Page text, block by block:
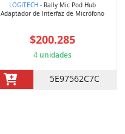
LOGITECH- Rally Mic Pod Hub
Adaptador de Interfaz de Micrófono
$200.285
4 unidades
5E97562C7C